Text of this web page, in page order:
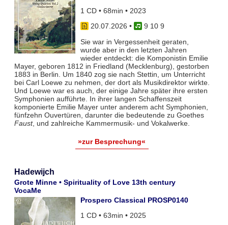
1 CD • 68min • 2023
20.07.2026 •
9 10 9
Sie war in Vergessenheit geraten,
wurde aber in den letzten Jahren
wieder entdeckt: die Komponistin Emilie
Mayer, geboren 1812 in Friedland (Mecklenburg), gestorben
1883 in Berlin. Um 1840 zog sie nach Stettin, um Unterricht
bei Carl Loewe zu nehmen, der dort als Musikdirektor wirkte.
Und Loewe war es auch, der einige Jahre später ihre ersten
Symphonien aufführte. In ihrer langen Schaffenszeit
komponierte Emilie Mayer unter anderem acht Symphonien,
fünfzehn Ouvertüren, darunter die bedeutende zu Goethes
Faust, und zahlreiche Kammermusik- und Vokalwerke.
»zur Besprechung«
Hadewijch
Grote Minne • Spirituality of Love 13th century
VocaMe
Prospero Classical PROSP0140
1 CD • 63min • 2025